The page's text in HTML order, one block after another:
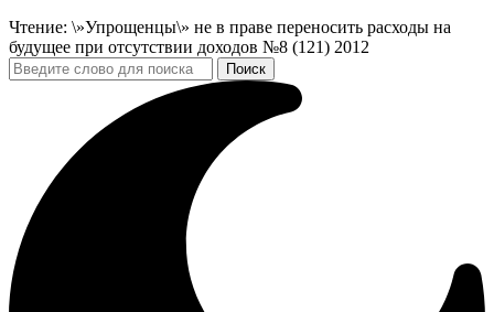
Чтение: \»Упрощенцы\» не в праве переносить расходы на
будущее при отсутствии доходов №8 (121) 2012